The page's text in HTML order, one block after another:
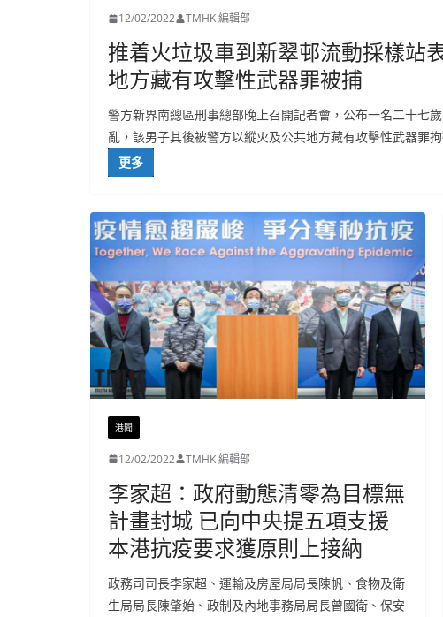
12/02/2022 TMHK 編輯部
推着火垃圾車到新翠邨流動採樣站
地方藏有攻擊性武器罪被捕
警方新界南總區刑事總部晚上召開記者會，公布一名二十七
亂，該男子其後被警方以縱火及公共地方藏有攻擊性武器罪拘
更多
港聞
12/02/2022 TMHK 編輯部
李家超：政府動態清零為目標無
計畫封城 已向中央提五項支援
本港抗疫要求獲原則上接納
政務司司長李家超、運輸及房屋局局長陳帆、食物及衛
生局局長陳肇始、政制及內地事務局局長曾國衛、保安